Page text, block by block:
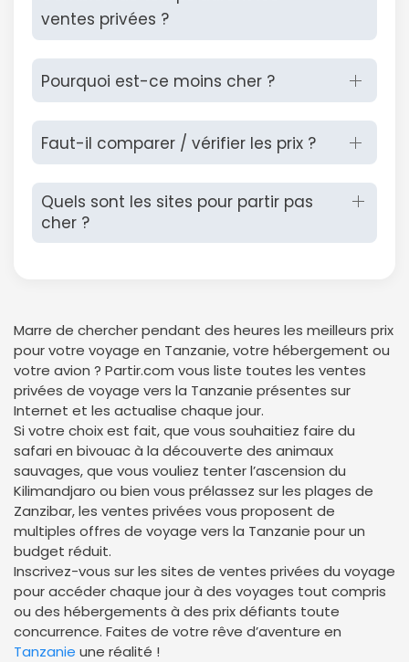
ventes privées ?
Pourquoi est-ce moins cher ?
Faut-il comparer / vérifier les prix ?
Quels sont les sites pour partir pas
cher ?
Marre de chercher pendant des heures les meilleurs prix
pour votre voyage en Tanzanie, votre hébergement ou
votre avion ? Partir.com vous liste toutes les ventes
privées de voyage vers la Tanzanie présentes sur
Internet et les actualise chaque jour.
Si votre choix est fait, que vous souhaitiez faire du
safari en bivouac à la découverte des animaux
sauvages, que vous vouliez tenter l’ascension du
Kilimandjaro ou bien vous prélassez sur les plages de
Zanzibar, les ventes privées vous proposent de
multiples offres de voyage vers la Tanzanie pour un
budget réduit.
Inscrivez-vous sur les sites de ventes privées du voyage
pour accéder chaque jour à des voyages tout compris
ou des hébergements à des prix défiants toute
concurrence. Faites de votre rêve d’aventure en
Tanzanie une réalité !
Continuer avec Apple
ou connectez-vous par mail
confidentialité.